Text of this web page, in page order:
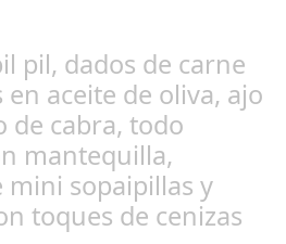
pil, dados de carne
aceite de oliva, ajo
de cabra, todo
mantequilla,
mini sopaipillas y
toques de cenizas